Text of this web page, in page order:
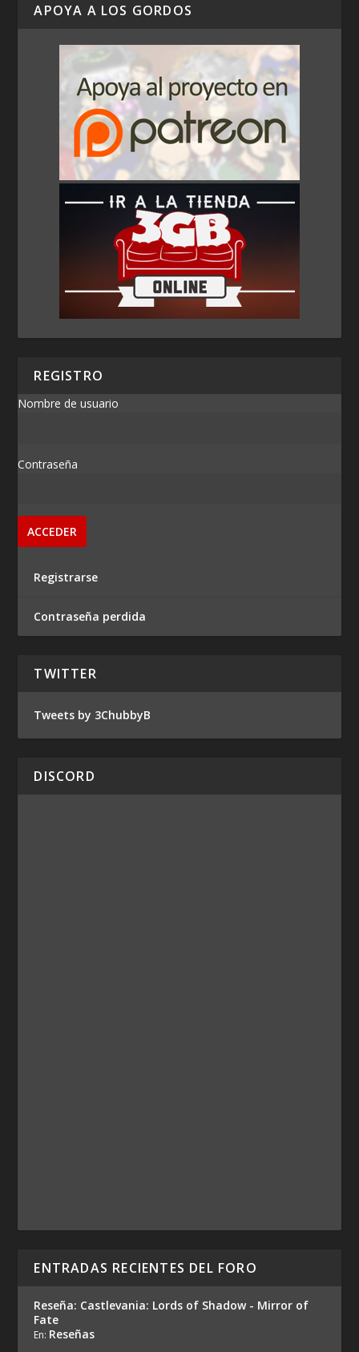
APOYA A LOS GORDOS
REGISTRO
Nombre de usuario
Contraseña
Registrarse
Contraseña perdida
TWITTER
Tweets by 3ChubbyB
DISCORD
ENTRADAS RECIENTES DEL FORO
Reseña: Castlevania: Lords of Shadow - Mirror of
Fate
En: Reseñas